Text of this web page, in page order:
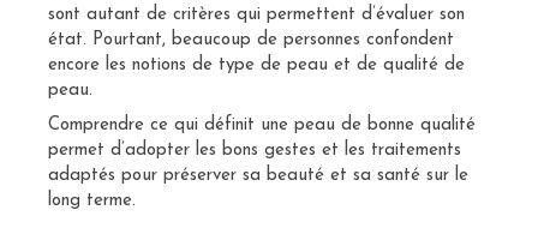
sont autant de critères qui permettent d’évaluer son
état. Pourtant, beaucoup de personnes confondent
encore les notions de type de peau et de qualité de
peau.
Comprendre ce qui définit une peau de bonne qualité
permet d’adopter les bons gestes et les traitements
adaptés pour préserver sa beauté et sa santé sur le
long terme.